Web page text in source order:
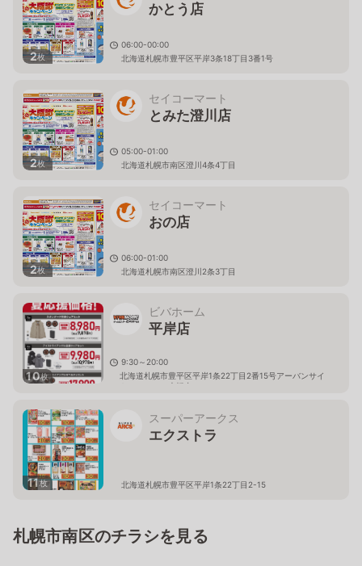
2枚
かとう店
06:00-00:00
北海道札幌市豊平区平岸3条18丁目3番1号
2枚
セイコーマート
とみた澄川店
05:00-01:00
北海道札幌市南区澄川4条4丁目
2枚
セイコーマート
おの店
06:00-01:00
北海道札幌市南区澄川2条3丁目
10枚
ビバホーム
平岸店
9:30～20:00
北海道札幌市豊平区平岸1条22丁目2番15号アーバンサイ
トミュンヘン大橋内
11枚
スーパーアークス
エクストラ
北海道札幌市豊平区平岸1条22丁目2-15
札幌市南区のチラシを見る